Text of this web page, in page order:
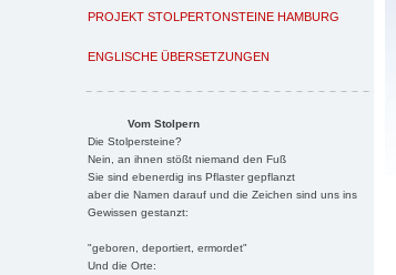
PROJEKT STOLPERTONSTEINE HAMBURG
ENGLISCHE ÜBERSETZUNGEN
Vom Stolpern
Die Stolpersteine?
Nein, an ihnen stößt niemand den Fuß
Sie sind ebenerdig ins Pflaster gepflanzt
aber die Namen darauf und die Zeichen sind uns ins
Gewissen gestanzt:
"geboren, deportiert, ermordet"
Und die Orte: